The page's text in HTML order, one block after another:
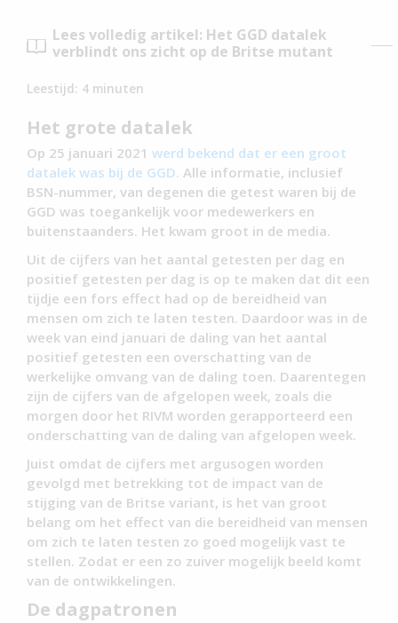
Lees volledig artikel: Het GGD datalek
verblindt ons zicht op de Britse mutant
Leestijd: 4 minuten
Het grote datalek
Op 25 januari 2021 werd bekend dat er een groot
datalek was bij de GGD. Alle informatie, inclusief
BSN-nummer, van degenen die getest waren bij de
GGD was toegankelijk voor medewerkers en
buitenstaanders. Het kwam groot in de media.
Uit de cijfers van het aantal getesten per dag en
positief getesten per dag is op te maken dat dit een
tijdje een fors effect had op de bereidheid van
mensen om zich te laten testen. Daardoor was in de
week van eind januari de daling van het aantal
positief getesten een overschatting van de
werkelijke omvang van de daling toen. Daarentegen
zijn de cijfers van de afgelopen week, zoals die
morgen door het RIVM worden gerapporteerd een
onderschatting van de daling van afgelopen week.
Juist omdat de cijfers met argusogen worden
gevolgd met betrekking tot de impact van de
stijging van de Britse variant, is het van groot
belang om het effect van die bereidheid van mensen
om zich te laten testen zo goed mogelijk vast te
stellen. Zodat er een zo zuiver mogelijk beeld komt
van de ontwikkelingen.
De dagpatronen